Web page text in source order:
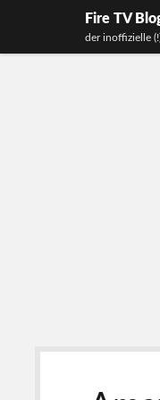
Fire TV
der inoffizielle